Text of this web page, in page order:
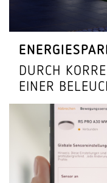
DURCH
EINER